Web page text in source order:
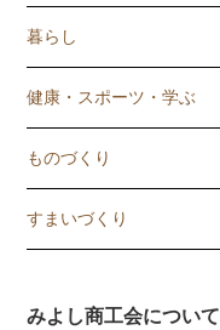
暮らし
健康・スポーツ・学ぶ
ものづくり
すまいづくり
みよし商工会について